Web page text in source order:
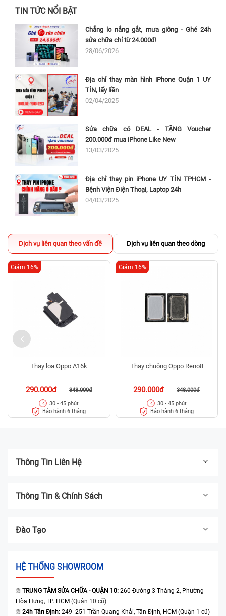
TIN TỨC NỔI BẬT
Chẳng lo nắng gắt, mưa giông - Ghé 24h
sửa chữa chỉ từ 24.000đ!
28/06/2026
Địa chỉ thay màn hình iPhone Quận 1 UY
TÍN, lấy liền
02/04/2025
Sửa chữa có DEAL - TẶNG Voucher
200.000đ mua iPhone Like New
13/03/2025
Địa chỉ thay pin iPhone UY TÍN TPHCM -
Bệnh Viện Điện Thoại, Laptop 24h
04/03/2025
Dịch vụ liên quan theo vấn đề Dịch vụ liên quan theo dòng
Thay loa Oppo A16k
290.000đ 348.000đ
Giảm 16%
30 - 45 phút
Bảo hành 6 tháng
Thay chuông Oppo Reno8
290.000đ 348.000đ
Giảm 16%
30 - 45 phút
Bảo hành 6 tháng
Thông Tin Liên Hệ
Thông Tin & Chính Sách
Đào Tạo
HỆ THỐNG SHOWROOM
TRUNG TÂM SỬA CHỮA - QUẬN 10: 260 Đường 3 Tháng 2, Phường
Hòa Hưng, TP. HCM (Quận 10 cũ)
24h Tân Định: 249 -251 Trần Quang Khải, Tân Định, HCM (Quận 1 cũ)